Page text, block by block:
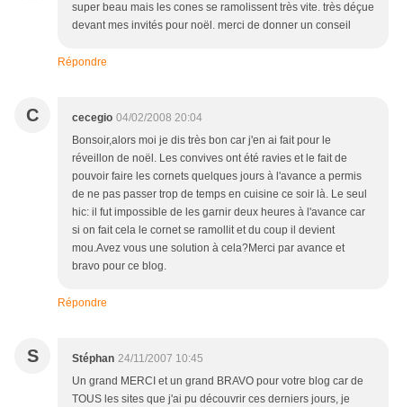
super beau mais les cones se ramolissent très vite. très déçue
devant mes invités pour noël. merci de donner un conseil
Répondre
C cecegio 04/02/2008 20:04
Bonsoir,alors moi je dis très bon car j'en ai fait pour le
réveillon de noël. Les convives ont été ravies et le fait de
pouvoir faire les cornets quelques jours à l'avance a permis
de ne pas passer trop de temps en cuisine ce soir là. Le seul
hic: il fut impossible de les garnir deux heures à l'avance car
si on fait cela le cornet se ramollit et du coup il devient
mou.Avez vous une solution à cela?Merci par avance et
bravo pour ce blog.
Répondre
S Stéphan 24/11/2007 10:45
Un grand MERCI et un grand BRAVO pour votre blog car de
TOUS les sites que j'ai pu découvrir ces derniers jours, je